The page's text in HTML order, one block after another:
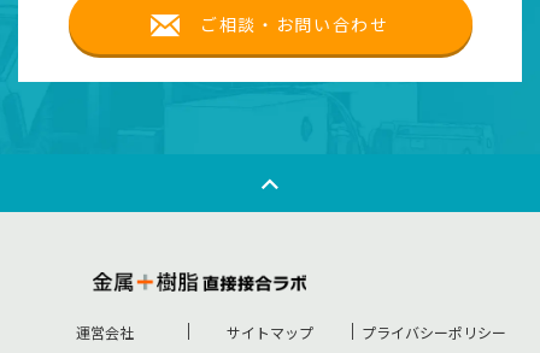
ご相談・お問い合わせ
運営会社 サイトマップ プライバシーポリシー